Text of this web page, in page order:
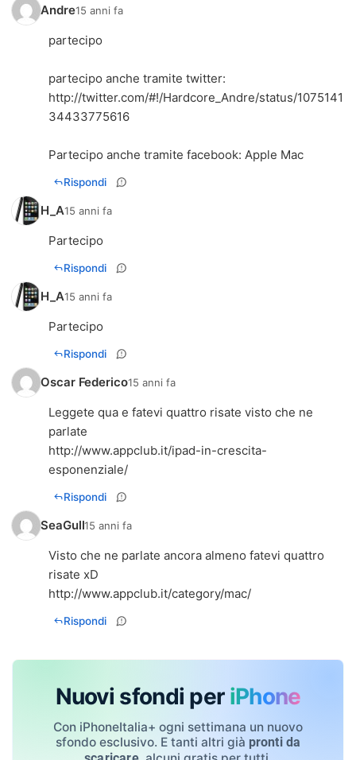
Andre15 anni fa
partecipo
http://twitter.com/#!/Hardcore_Andre/status/1075141
34433775616
Partecipo anche tramite facebook: Apple Mac
Rispondi
H_A15 anni fa
Partecipo
Rispondi
H_A15 anni fa
Partecipo
Rispondi
Oscar Federico15 anni fa
Leggete qua e fatevi quattro risate visto che ne
http://www.appclub.it/ipad-in-crescita-
esponenziale/
Rispondi
SeaGull15 anni fa
Visto che ne parlate ancora almeno fatevi quattro
http://www.appclub.it/category/mac/
Rispondi
Nuovi sfondi per iPhone
Con iPhoneItalia+ ogni settimana un nuovo
sfondo esclusivo. E tanti altri già pronti da